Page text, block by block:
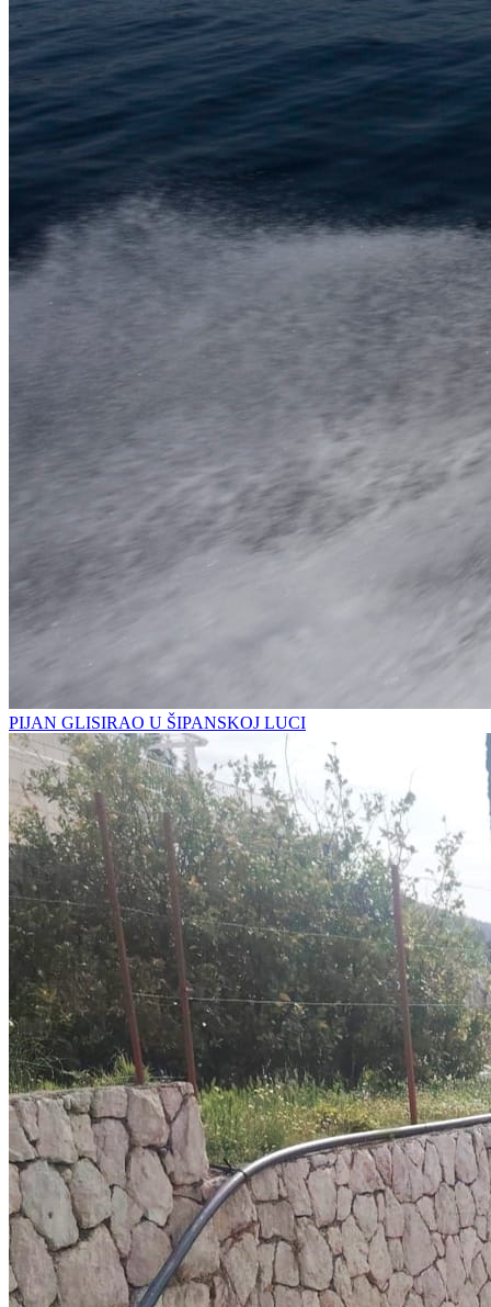
PIJAN GLISIRAO U ŠIPANSKOJ LUCI